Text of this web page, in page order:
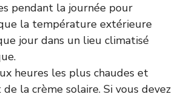
pendant la journée pour
la température extérieure
jour dans un lieu climatisé
heures les plus chaudes et
la crème solaire. Si vous devez